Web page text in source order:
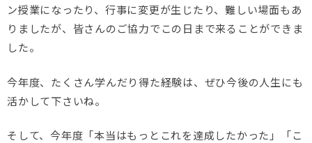
ン授業になったり、行事に変更が生じたり、難しい場面もあ
りましたが、皆さんのご協力でこの日まで来ることができま
した。
今年度、たくさん学んだり得た経験は、ぜひ今後の人生にも
活かして下さいね。
そして、今年度「本当はもっとこれを達成したかった」「こ